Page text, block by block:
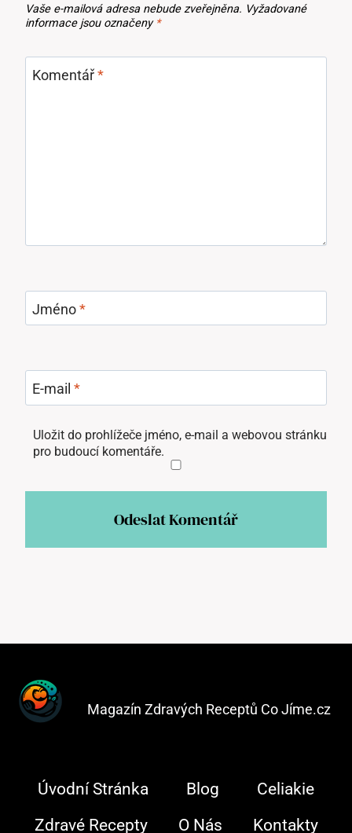
Vaše e-mailová adresa nebude zveřejněna. Vyžadované
informace jsou označeny *
Komentář*
Jméno*
E-mail *
Uložit do prohlížeče jméno, e-mail a webovou stránku
pro budoucí komentáře.
Magazín Zdravých Receptů Co Jíme.cz
Úvodní Stránka Blog
Celiakie
Zdravé Recepty
O Nás Kontakty